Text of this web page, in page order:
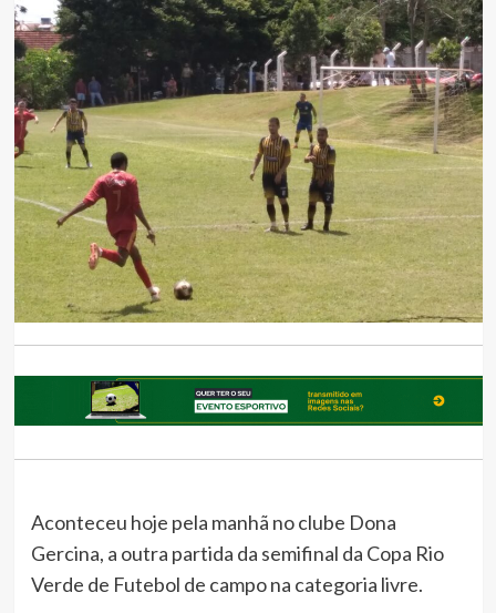
Aconteceu hoje pela manhã no clube Dona
Gercina, a outra partida da semifinal da Copa Rio
Verde de Futebol de campo na categoria livre.